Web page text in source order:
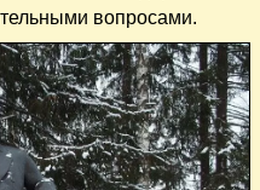
вопросами.